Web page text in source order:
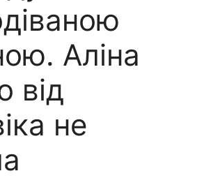
Аліна
від
не